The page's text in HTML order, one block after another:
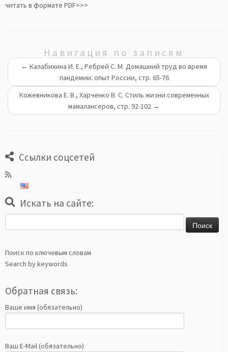
читать в формате PDF>>>
Навигация по записям
← Калабихина И. Е., Ребрей С. М. Домашний труд во время
пандемии: опыт России, стр. 65-76
Кожевникова Е. В., Харченко В. С. Стиль жизни современных
мамалансеров, стр. 92-102 →
Ссылки соцсетей
Искать на сайте:
Поиск по ключевым словам
Search by keywords
Обратная связь:
Ваше имя (обязательно)
Ваш E-Mail (обязательно)